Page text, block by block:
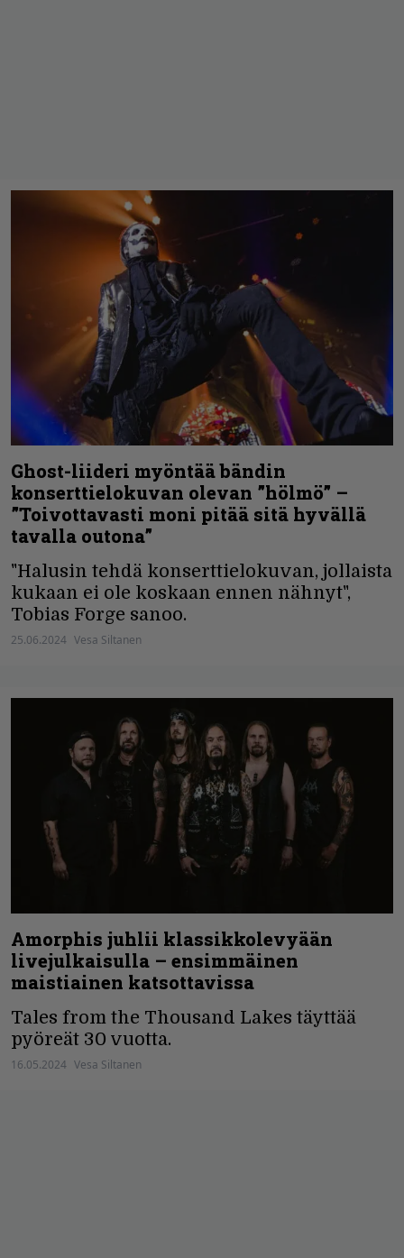
Ghost-liideri myöntää bändin
konserttielokuvan olevan ”hölmö” –
”Toivottavasti moni pitää sitä hyvällä
tavalla outona”
"Halusin tehdä konserttielokuvan, jollaista
kukaan ei ole koskaan ennen nähnyt",
Tobias Forge sanoo.
25.06.2024 Vesa Siltanen
Amorphis juhlii klassikkolevyään
livejulkaisulla – ensimmäinen
maistiainen katsottavissa
Tales from the Thousand Lakes täyttää
pyöreät 30 vuotta.
16.05.2024 Vesa Siltanen